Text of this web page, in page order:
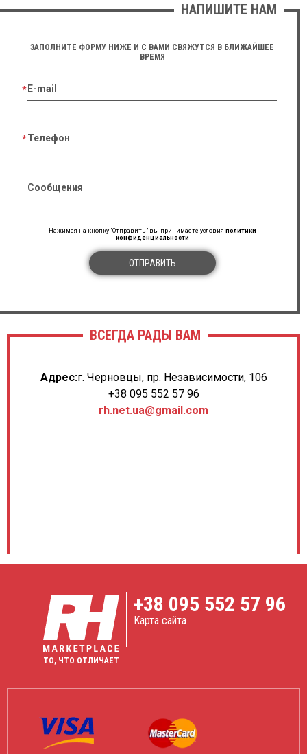
НАПИШИТЕ НАМ
ЗАПОЛНИТЕ ФОРМУ НИЖЕ И С ВАМИ СВЯЖУТСЯ В БЛИЖАЙШЕЕ
ВРЕМЯ
E-mail
Телефон
Сообщения
Нажимая на кнопку "Отправить" вы принимаете условия политики
конфиденциальности
ОТПРАВИТЬ
ВСЕГДА РАДЫ ВАМ
Адрес:г. Черновцы, пр. Независимости, 106
+38 095 552 57 96
rh.net.ua@gmail.com
ТО, ЧТО ОТЛИЧАЕТ
+38 095 552 57 96
Карта сайта